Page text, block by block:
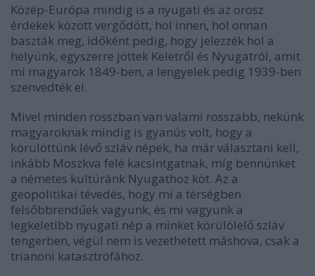
Közép-Európa mindig is a nyugati és az orosz
érdekek között vergődött, hol innen, hol onnan
baszták meg, időként pedig, hogy jelezzék hol a
helyünk, egyszerre jöttek Keletről és Nyugatról, amit
mi magyarok 1849-ben, a lengyelek pedig 1939-ben
szenvedték el.
Mivel minden rosszban van valami rosszabb, nekünk
magyaroknak mindig is gyanús volt, hogy a
körülöttünk lévő szláv népek, ha már választani kell,
inkább Moszkva felé kacsintgatnak, míg bennünket
a németes kultúránk Nyugathoz köt. Az a
geopolitikai tévedés, hogy mi a térségben
felsőbbrendűek vagyunk, és mi vagyunk a
legkeletibb nyugati nép a minket körülölelő szláv
tengerben, végül nem is vezethetett máshova, csak a
trianoni katasztrófához.